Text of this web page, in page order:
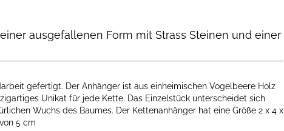
ausgefallenen Form mit Strass Steinen und einer
gefertigt. Der Anhänger ist aus einheimischen Vogelbeere Holz
Unikat für jede Kette. Das Einzelstück unterscheidet sich
Wuchs des Baumes. Der Kettenanhänger hat eine Größe 2 x 4 x
5 cm